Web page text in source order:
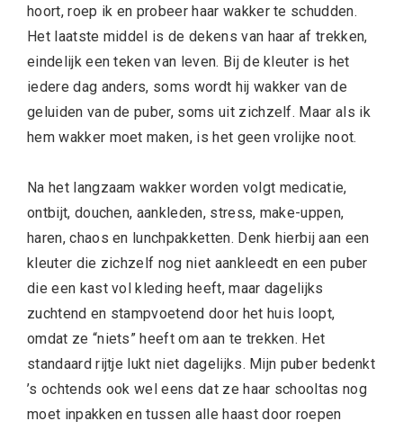
hoort, roep ik en probeer haar wakker te schudden.
Het laatste middel is de dekens van haar af trekken,
eindelijk een teken van leven. Bij de kleuter is het
iedere dag anders, soms wordt hij wakker van de
geluiden van de puber, soms uit zichzelf. Maar als ik
hem wakker moet maken, is het geen vrolijke noot.
Na het langzaam wakker worden volgt medicatie,
ontbijt, douchen, aankleden, stress, make-uppen,
haren, chaos en lunchpakketten. Denk hierbij aan een
kleuter die zichzelf nog niet aankleedt en een puber
die een kast vol kleding heeft, maar dagelijks
zuchtend en stampvoetend door het huis loopt,
omdat ze “niets” heeft om aan te trekken. Het
standaard rijtje lukt niet dagelijks. Mijn puber bedenkt
’s ochtends ook wel eens dat ze haar schooltas nog
moet inpakken en tussen alle haast door roepen